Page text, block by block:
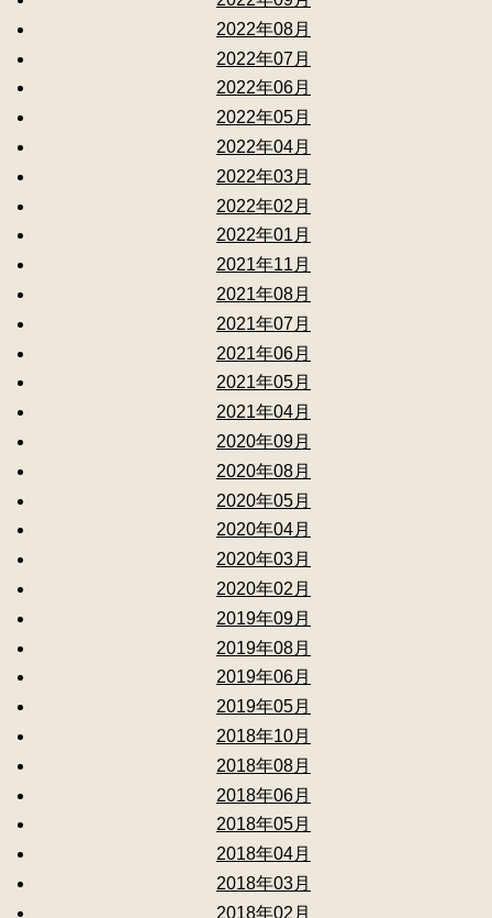
2022年08月
2022年07月
2022年06月
2022年05月
2022年04月
2022年03月
2022年02月
2022年01月
2021年11月
2021年08月
2021年07月
2021年06月
2021年05月
2021年04月
2020年09月
2020年08月
2020年05月
2020年04月
2020年03月
2020年02月
2019年09月
2019年08月
2019年06月
2019年05月
2018年10月
2018年08月
2018年06月
2018年05月
2018年04月
2018年03月
2018年02月